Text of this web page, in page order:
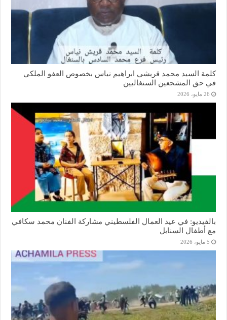
كلمة السيد محمد قريشي ابراهيم نياس بخصوص العفو الملكي
في حق المشجعين السنغاليين
26 مايو، 2026
بالفيديو: في عيد العمال الفلسطيني مشاركة الفنان محمد سكافي
مع أطفال السنابل
5 مايو، 2026